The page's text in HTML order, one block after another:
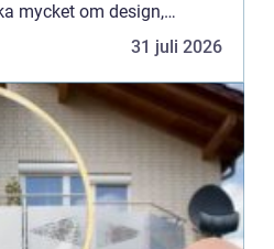
mycket om design,
funktion. För den som
31 juli 2026